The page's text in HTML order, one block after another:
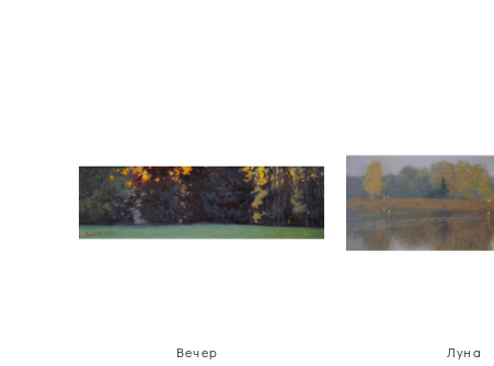
Вечер Луна